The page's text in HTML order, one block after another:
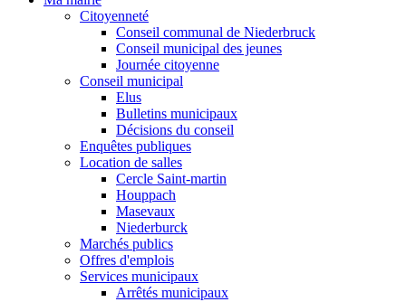
Citoyenneté
Conseil communal de Niederbruck
Conseil municipal des jeunes
Journée citoyenne
Conseil municipal
Elus
Bulletins municipaux
Décisions du conseil
Enquêtes publiques
Location de salles
Cercle Saint-martin
Houppach
Masevaux
Niederburck
Marchés publics
Offres d'emplois
Services municipaux
Arrêtés municipaux